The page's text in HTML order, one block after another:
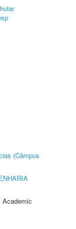
(Câmpus
Academic